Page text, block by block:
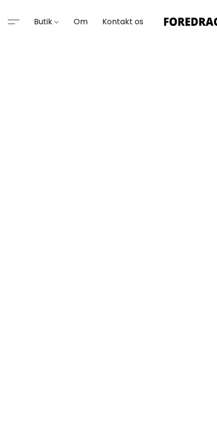
Butik Om Kontakt os